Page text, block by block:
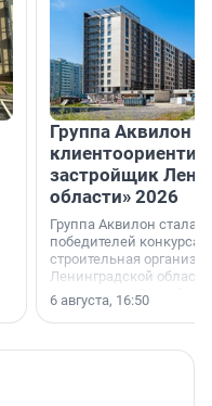
Группа Аквилон
застройщик
области» 2026
Группа Аквилон стала
победителей конкурса
строительная
Ленинградской области
номинации «Самый
застройщик
области».
6 августа, 16:50